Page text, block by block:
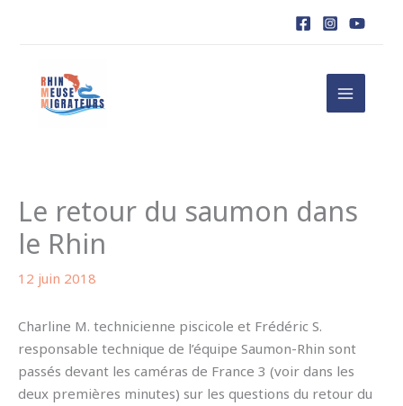
Le retour du saumon dans
le Rhin
12 juin 2018
Charline M. technicienne piscicole et Frédéric S.
responsable technique de l’équipe Saumon-Rhin sont
passés devant les caméras de France 3 (voir dans les
deux premières minutes) sur les questions du retour du